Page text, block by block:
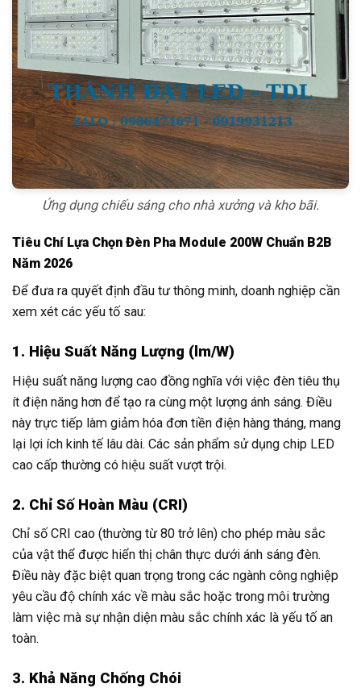
Ứng dụng chiếu sáng cho nhà xưởng và kho bãi.
Tiêu Chí Lựa Chọn Đèn Pha Module 200W Chuẩn B2B
Năm 2026
Để đưa ra quyết định đầu tư thông minh, doanh nghiệp cần
xem xét các yếu tố sau:
1. Hiệu Suất Năng Lượng (lm/W)
Hiệu suất năng lượng cao đồng nghĩa với việc đèn tiêu thụ
ít điện năng hơn để tạo ra cùng một lượng ánh sáng. Điều
này trực tiếp làm giảm hóa đơn tiền điện hàng tháng, mang
lại lợi ích kinh tế lâu dài. Các sản phẩm sử dụng chip LED
cao cấp thường có hiệu suất vượt trội.
2. Chỉ Số Hoàn Màu (CRI)
Chỉ số CRI cao (thường từ 80 trở lên) cho phép màu sắc
của vật thể được hiển thị chân thực dưới ánh sáng đèn.
Điều này đặc biệt quan trọng trong các ngành công nghiệp
yêu cầu độ chính xác về màu sắc hoặc trong môi trường
làm việc mà sự nhận diện màu sắc chính xác là yếu tố an
toàn.
3. Khả Năng Chống Chói